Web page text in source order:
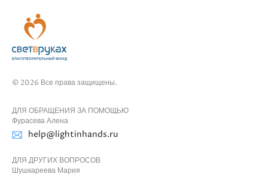
© 2026 Все права защищены.
ДЛЯ ОБРАЩЕНИЯ ЗА ПОМОЩЬЮ
Фурасева Алена
help@lightinhands.ru
ДЛЯ ДРУГИХ ВОПРОСОВ
Шушкареева Мария